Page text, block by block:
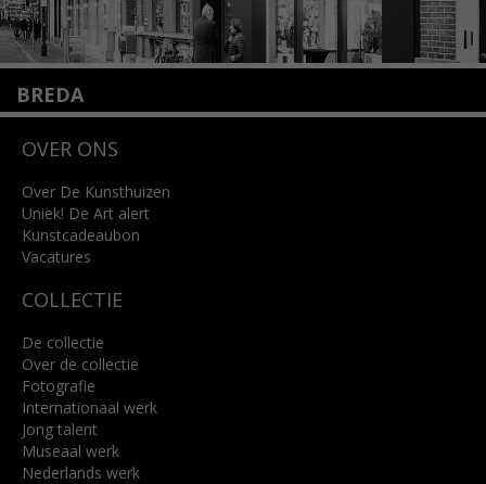
BREDA
4818 SB Breda
info@kunsthuisbreda.nl
Lees meer
OVER ONS
Over De Kunsthuizen
Uniek! De Art alert
Kunstcadeaubon
Vacatures
COLLECTIE
De collectie
Over de collectie
Fotografie
Internationaal werk
Jong talent
Museaal werk
Nederlands werk